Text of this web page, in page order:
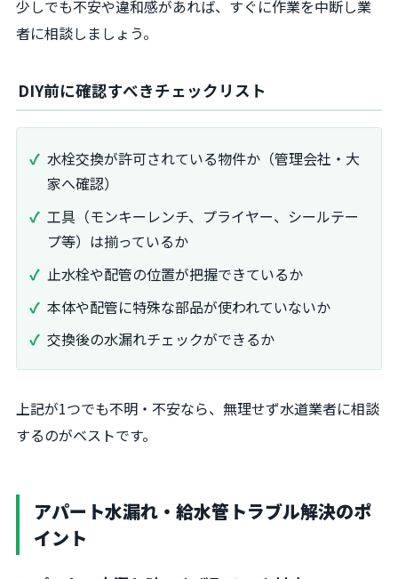
少しでも不安や違和感があれば、すぐに作業を中断し業
者に相談しましょう。
DIY前に確認すべきチェックリスト
水栓交換が許可されている物件か（管理会社・大
家へ確認）
工具（モンキーレンチ、プライヤー、シールテー
プ等）は揃っているか
止水栓や配管の位置が把握できているか
本体や配管に特殊な部品が使われていないか
交換後の水漏れチェックができるか
上記が1つでも不明・不安なら、無理せず水道業者に相談
するのがベストです。
アパート水漏れ・給水管トラブル解決のポ
イント